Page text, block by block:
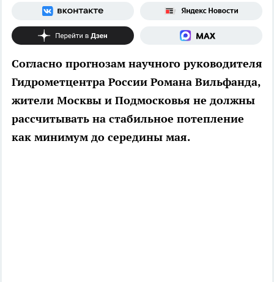
Согласно прогнозам научного руководителя
Гидрометцентра России Романа Вильфанда,
жители Москвы и Подмосковья не должны
рассчитывать на стабильное потепление
как минимум до середины мая.